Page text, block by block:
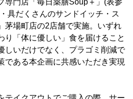
専門店「毎日薬膳Soup＋」(表参
具だくさんのサンドイッチ・ス
茅場町店の2店舗で実施。いずれ
り「体に優しい」食を届けること
しいだけでなく、プラゴミ削減で
である本企画に共感いただき実現